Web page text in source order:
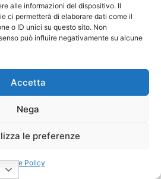
alle informazioni del dispositivo. Il
ci permetterà di elaborare dati come il
o ID unici su questo sito. Non
può influire negativamente su alcune
Accetta
Nega
le preferenze
Policy
confermato Vice